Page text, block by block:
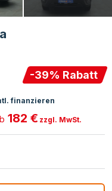
-39% Rabatt
finanzieren
182 € zzgl. MwSt.